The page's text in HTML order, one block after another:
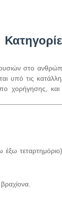
στο
υπό τις
χορήγησης, και
έξω